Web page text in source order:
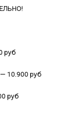
руб
10.900 руб
руб